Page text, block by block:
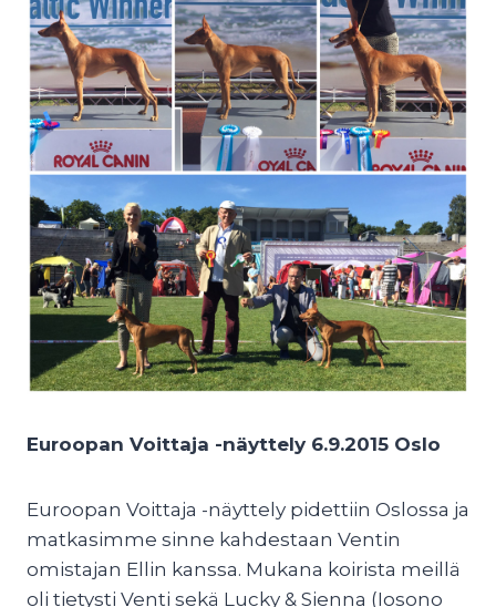
Euroopan Voittaja -näyttely 6.9.2015 Oslo
Euroopan Voittaja -näyttely pidettiin Oslossa ja
matkasimme sinne kahdestaan Ventin
omistajan Ellin kanssa. Mukana koirista meillä
oli tietysti Venti sekä Lucky & Sienna (Iosono